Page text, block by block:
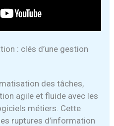
: clés d’une gestion
des tâches,
agile et fluide avec les
métiers. Cette
ruptures d’information